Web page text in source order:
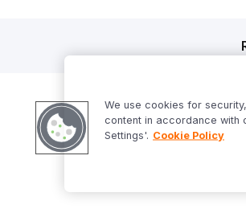
Siga o Inter
We use cookies for
content in accordance with
Settings'. Cookie Policy